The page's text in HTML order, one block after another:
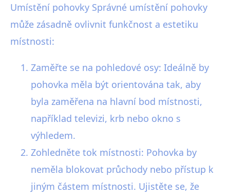
Umístění pohovky Správné umístění pohovky
může zásadně ovlivnit funkčnost a estetiku
místnosti:
Zaměřte se na pohledové osy: Ideálně by
pohovka měla být orientována tak, aby
byla zaměřena na hlavní bod místnosti,
například televizi, krb nebo okno s
výhledem.
Zohledněte tok místnosti: Pohovka by
neměla blokovat průchody nebo přístup k
jiným částem místnosti. Ujistěte se, že